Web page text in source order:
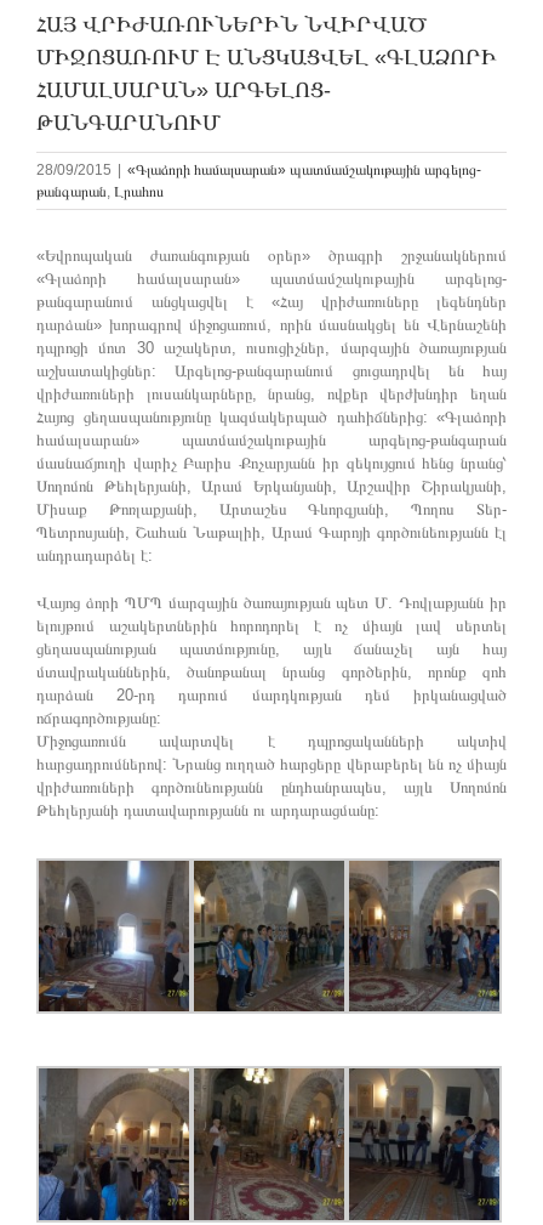
ՀԱՅ ՎՐԻԺԱՌՈՒՆԵՐԻՆ ՆՎԻՐՎԱԾ
ՄԻՋՈՑԱՌՈՒՄ Է ԱՆՑԿԱՑՎԵԼ «ԳԼԱՁՈՐԻ
ՀԱՄԱԼՍԱՐԱՆ» ԱՐԳԵԼՈՑ-
ԹԱՆԳԱՐԱՆՈՒՄ
28/09/2015
«Գլաձորի համալսարան» պատմամշակութային արգելոց-
թանգարան, Լրահոս
«Եվրոպական ժառանգության օրեր» ծրագրի շրջանակներում
«Գլաձորի համալսարան» պատմամշակութային արգելոց-
թանգարանում անցկացվել է «Հայ վրիժառուները լեգենդներ
դարձան» խորագրով միջոցառում, որին մասնակցել են Վերնաշենի
դպրոցի մոտ 30 աշակերտ, ուսուցիչներ, մարզային ծառայության
աշխատակիցներ: Արգելոց-թանգարանում ցուցադրվել են հայ
վրիժառուների լուսանկարները, նրանց, ովքեր վերժխնդիր եղան
Հայոց ցեղասպանությունը կազմակերպած դահիճներից: «Գլաձորի
համալսարան» պատմամշակութային արգելոց-թանգարան
մասնաճյուղի վարիչ Բարիս Քոչարյանն իր զեկույցում հենց նրանց՝
Սողոմոն Թեհլերյանի, Արամ Երկանյանի, Արշավիր Շիրակյանի,
Միսաք Թոռլաքյանի, Արտաշես Գևորգյանի, Պողոս Տեր-
Պետրոսյանի, Շահան Նաթալիի, Արամ Գարոյի գործունեությանն էլ
անդրադարձել է:
Վայոց ձորի ՊՄՊ մարզային ծառայության պետ Մ. Դովլաթյանն իր
ելույթում աշակերտներին հորոդորել է ոչ միայն լավ սերտել
ցեղասպանության պատմությունը, այլև ճանաչել այն հայ
մտավրականներին, ծանոթանալ նրանց գործերին, որոնք զոհ
դարձան 20-րդ դարում մարդկության դեմ իրկանացված
ոճրագործությանը:
Միջոցառումն ավարտվել է դպրոցականների ակտիվ
հարցադրումներով: Նրանց ուղղած հարցերը վերաբերել են ոչ միայն
վրիժառուների գործունեությանն ընդհանրապես, այլև Սողոմոն
Թեհլերյանի դատավարությանն ու արդարացմանը: